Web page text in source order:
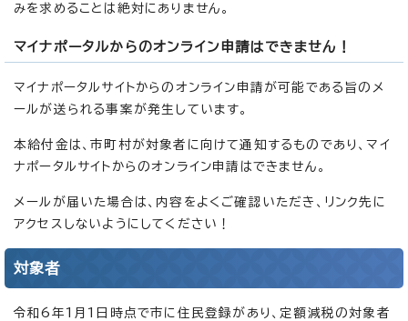
みを求めることは絶対にありません。
マイナポータルからのオンライン申請はできません！
マイナポータルサイトからのオンライン申請が可能である旨のメ
ールが送られる事案が発生しています。
本給付金は、市町村が対象者に向けて通知するものであり、マイ
ナポータルサイトからのオンライン申請はできません。
メールが届いた場合は、内容をよくご確認いただき、リンク先に
アクセスしないようにしてください！
対象者
令和6年1月1日時点で市に住民登録があり、定額減税の対象者